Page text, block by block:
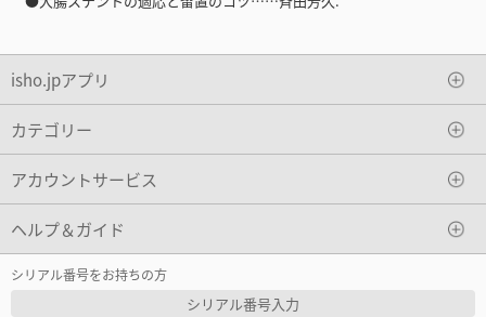
isho.jpアプリ
カテゴリー
アカウントサービス
ヘルプ＆ガイド
シリアル番号をお持ちの方
シリアル番号入力